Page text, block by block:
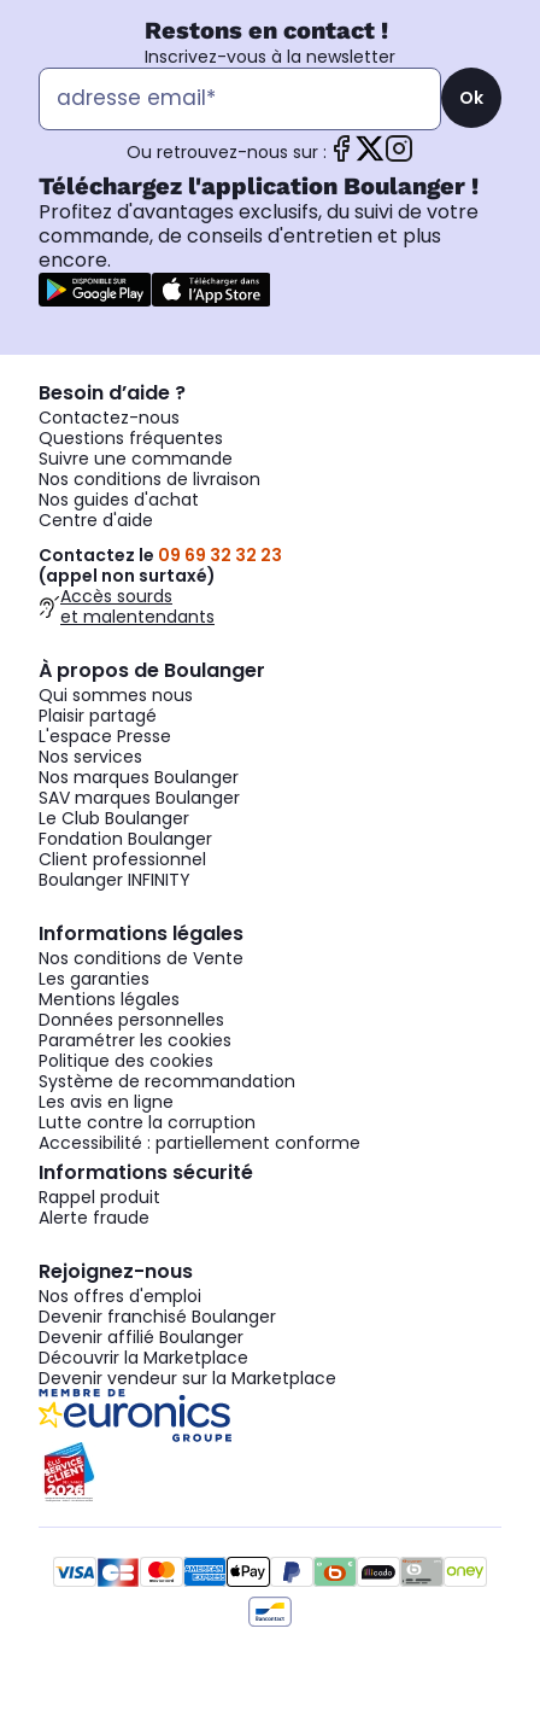
Restons en contact !
Inscrivez-vous à la newsletter
Ok
Ou retrouvez-nous sur :
Téléchargez l'application Boulanger !
Profitez d'avantages exclusifs, du suivi de votre
commande, de conseils d'entretien et plus
encore.
Besoin d’aide ?
Contactez-nous
Questions fréquentes
Suivre une commande
Nos conditions de livraison
Nos guides d'achat
Centre d'aide
Contactez le 09 69 32 32 23
(appel non surtaxé)
Accès sourds
et malentendants
À propos de Boulanger
Qui sommes nous
Plaisir partagé
L'espace Presse
Nos services
Nos marques Boulanger
SAV marques Boulanger
Le Club Boulanger
Fondation Boulanger
Client professionnel
Boulanger INFINITY
Informations légales
Nos conditions de Vente
Les garanties
Mentions légales
Données personnelles
Paramétrer les cookies
Politique des cookies
Système de recommandation
Les avis en ligne
Lutte contre la corruption
Accessibilité : partiellement conforme
Informations sécurité
Rappel produit
Alerte fraude
Rejoignez-nous
Nos offres d'emploi
Devenir franchisé Boulanger
Devenir affilié Boulanger
Découvrir la Marketplace
Devenir vendeur sur la Marketplace